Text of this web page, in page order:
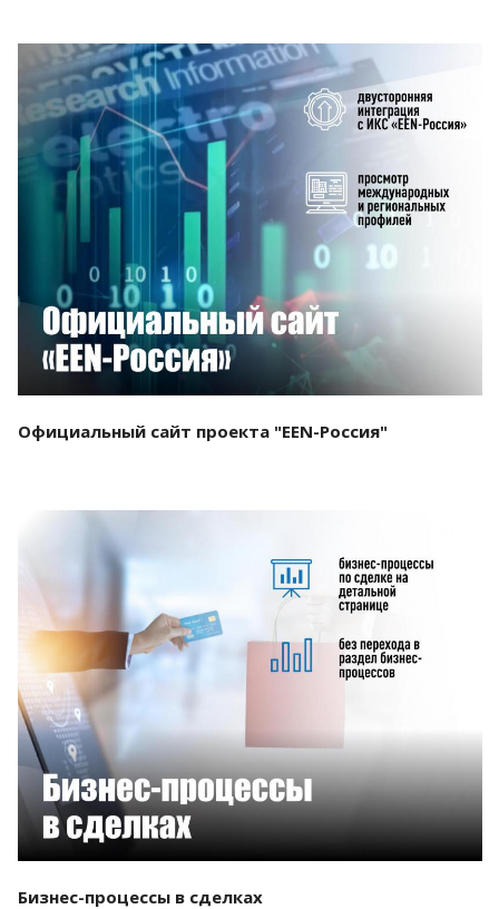
Смотреть проект
Официальный сайт проекта "EEN-Россия"
Бизнес-процессы в сделках